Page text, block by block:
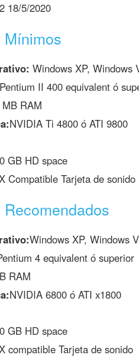
18/5/2020
Mínimos
Windows XP, Windows
Pentium II 400 equivalent ó
RAM
NVIDIA Ti 4800 ó ATI 9800
GB HD space
Compatible Tarjeta de sonido
Windows XP, Windows
4 equivalent ó superior
RAM
NVIDIA 6800 ó ATI x1800
GB HD space
compatible Tarjeta de sonido